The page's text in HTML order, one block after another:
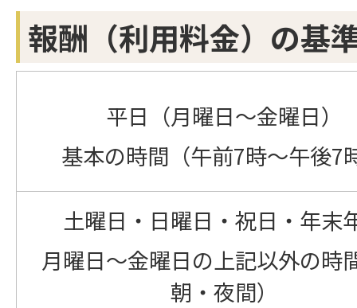
報酬（利用料金）の基
平日（月曜日～金曜日）
基本の時間（午前7時～午後7
土曜日・日曜日・祝日・年末
月曜日～金曜日の上記以外の時
朝・夜間）